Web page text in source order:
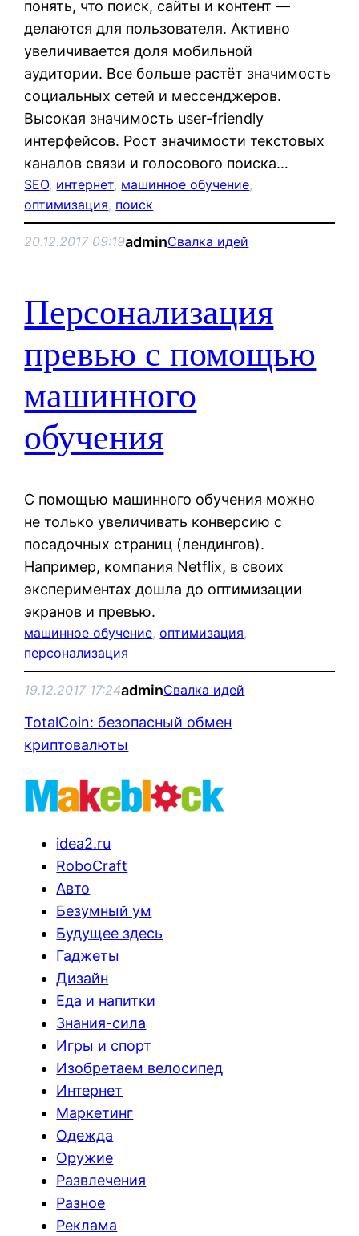
понять, что поиск, сайты и контент —
делаются для пользователя. Активно
увеличивается доля мобильной
аудитории. Все больше растёт значимость
социальных сетей и мессенджеров.
Высокая значимость user-friendly
интерфейсов. Рост значимости текстовых
каналов связи и голосового поиска…
SEO, интернет, машинное обучение
оптимизация, поиск
20.12.2017 09:19adminСвалка идей
Персонализация
превью с помощью
машинного
обучения
С помощью машинного обучения можно
не только увеличивать конверсию с
посадочных страниц (лендингов).
Например, компания Netflix, в своих
экспериментах дошла до оптимизации
экранов и превью.
машинное обучение, оптимизация
персонализация
19.12.2017 17:24adminСвалка идей
TotalCoin: безопасный обмен
криптовалюты
idea2.ru
RoboCraft
Авто
Безумный ум
Будущее здесь
Гаджеты
Дизайн
Еда и напитки
Знания-сила
Игры и спорт
Изобретаем велосипед
Интернет
Маркетинг
Одежда
Оружие
Развлечения
Разное
Реклама